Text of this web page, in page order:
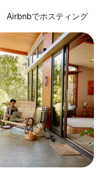
Airbnbでホスティング